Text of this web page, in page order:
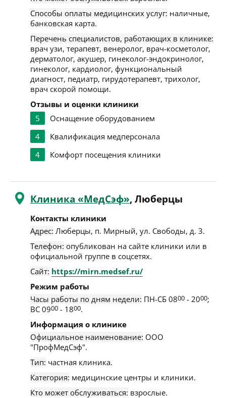
Способы оплаты медицинских услуг: наличные,
банковская карта.
Перечень специалистов, работающих в клинике:
врач узи, терапевт, венеролог, врач-косметолог,
дерматолог, акушер, гинеколог-эндокринолог,
гинеколог, кардиолог, функциональный
диагност, педиатр, гирудотерапевт, трихолог,
врач скорой помощи.
Отзывы и оценки клиники
5
Оснащение оборудованием
4
Квалификация медперсонала
4
Комфорт посещения клиники
Клиника «МедСэф», Люберцы
Контакты клиники
Адрес: Люберцы, п. Мирный, ул. Свободы, д. 3.
Телефон: опубликован на сайте клиники или в
официальной группе в соцсетях.
Сайт: https://mirn.medsef.ru/
Режим работы
Часы работы по дням недели: ПН-СБ 0800 - 2000;
ВС 0900 - 1800.
Информация о клинике
Официальное наименование: ООО
"ПрофМедСэф".
Тип: частная клиника.
Категория: медицинские центры и клиники.
Кто может обслуживаться: взрослые.